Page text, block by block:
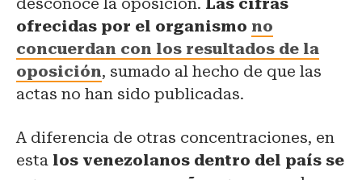
desconoce la oposición. Las cifras
ofrecidas por el organismo no
concuerdan con los resultados de la
oposición, sumado al hecho de que las
actas no han sido publicadas.
A diferencia de otras concentraciones, en
esta los venezolanos dentro del país se